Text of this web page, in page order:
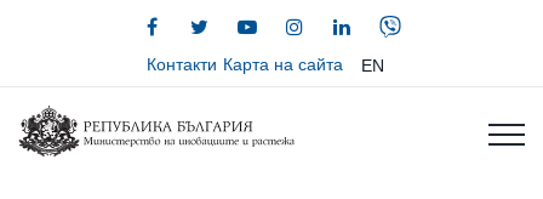
Контакти Карта на сайта EN